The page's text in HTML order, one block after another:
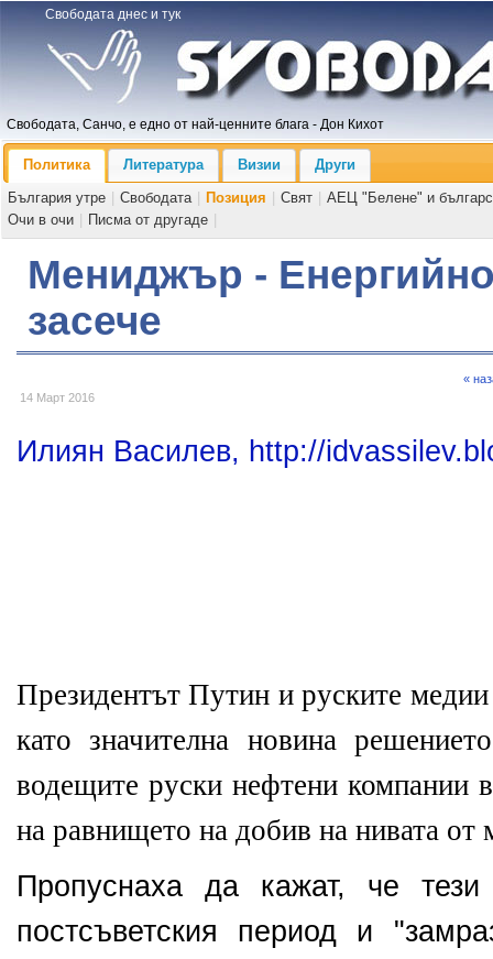
Свободата днес и тук
Свободата, Санчо, е едно от най-ценните блага - Дон Кихот
Политика Литература Визии
Други
България утре
Свободата Позиция Свят
АЕЦ "Белене" и
Очи в очи
Писма от другаде
Мениджър -
засече
14 Март 2016
«
Илиян Василев, http://
Президентът Путин и руските медии
като значителна новина
водещите руски нефтени компании
на равнището на добив на нивата от
Пропуснаха да кажат, че
постсъветския период и